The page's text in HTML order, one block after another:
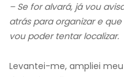
– Se for alvará, já vou
atrás para organizar e
vou poder tentar localizar.
Levantei-me, ampliei